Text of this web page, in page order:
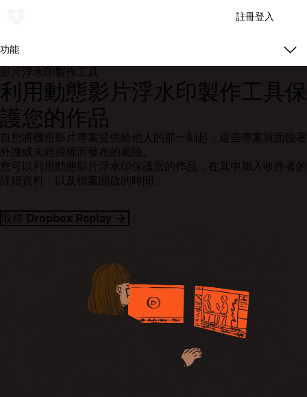
註冊登入
功能
影片浮水印製作工具
利用動態影片浮水印製作工具保
護您的作品
自您將機密影片專案提供給他人的那一刻起，這些專案就面臨著
外洩或未經授權而發布的風險。
您可以利用動態影片浮水印保護您的作品，在其中加入收件者的
詳細資料，以及檔案開啟的時間。
取得 Dropbox Replay